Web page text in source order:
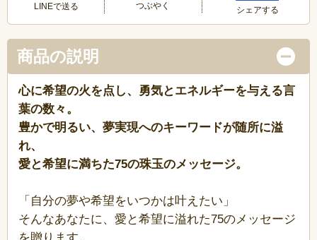
LINEで送る つぶやく シェアする
商品の説明
心に希望の火を点し、勇気とエネルギーを与える言
葉の数々。
豊かで明るい、夢実現へのキーワードが随所に溢
れ、
愛と希望に満ちた75の珠玉のメッセージ。
「自分の夢や希望をいつかは叶えたい」
そんなあなたに、愛と希望に溢れた75のメッセージ